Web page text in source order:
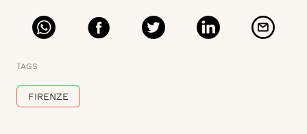
TAGS
FIRENZE